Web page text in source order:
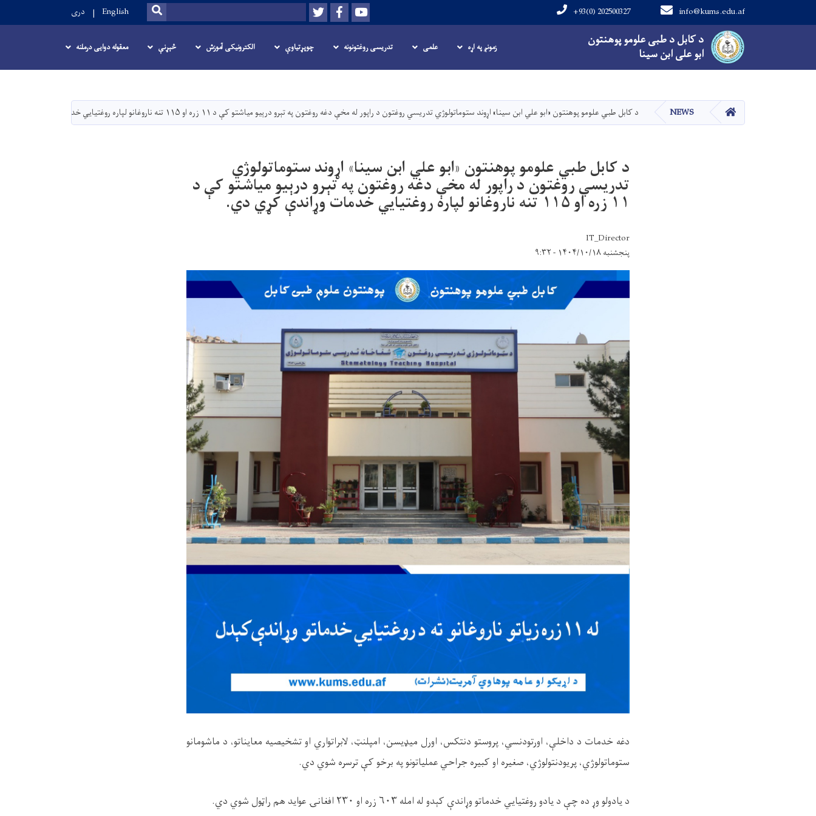
دانګل
د کابل د طبی علومو پوهنتون
ابو علی ابن سینا
info@kums.edu.af
+93(0) 202500327
Youtube
Facebook
Twitter
لټون SEARCH
English دری
Main navigation
د کابل د طبی علومو پوهنتون
ابو علی ابن سینا زمونږ په اړه علمی تدریسی روغتونونه چوپړتیاوې الکترونیکی آموزش څېړنې معقوله دوایی درملنه
کور NEWS د کابل طبي علومو پوهنتون «ابو علي ابن سینا» اړوند ستوماتولوژي تدريسي روغتون د راپور له مخې دغه روغتون په تېرو درېیو میاشتو کې د ۱۱ زره او ۱۱۵ تنه ناروغانو لپاره روغتیايي خدمات وړاندې کړي دي.
د کابل طبي علومو پوهنتون «ابو علي ابن سینا» اړوند ستوماتولوژي
تدريسي روغتون د راپور له مخې دغه روغتون په تېرو درېیو میاشتو کې د
۱۱ زره او ۱۱۵ تنه ناروغانو لپاره روغتیايي خدمات وړاندې کړي دي.
IT_Director
پنجشنبه ۱۴۰۴/۱۰/۱۸ - ۹:۳۲
دغه خدمات د داخلې، اورتودنسي، پروستو دنتکس، اورل ميډیسن، امپلنټ، لابراتواري او تشخیصیه معایناتو، د ماشومانو
ستوماتولوژي، پریودنتولوژي، صغیره او کبیره جراحي عملیاتونو په برخو کې ترسره شوي دي.
د یادولو وړ ده چې د یادو روغتیايي خدماتو وړاندې کېدو له امله ۶۰۳ زره او ۲۳۰ افغانۍ عواید هم راټول شوي دي.